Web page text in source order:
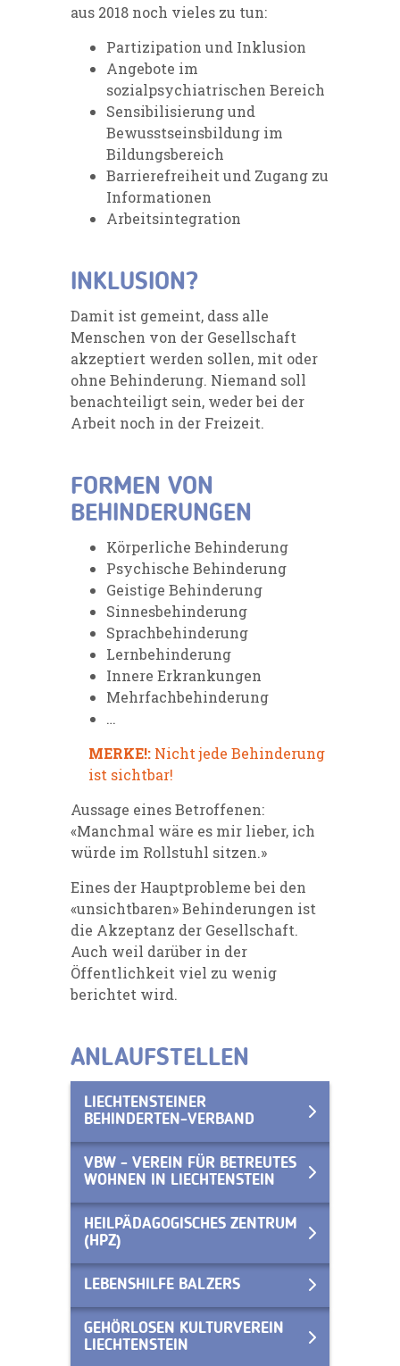
aus 2018 noch vieles zu tun:
Partizipation und Inklusion
Angebote im
sozialpsychiatrischen Bereich
Sensibilisierung und
Bewusstseinsbildung im
Bildungsbereich
Barrierefreiheit und Zugang zu
Informationen
Arbeitsintegration
INKLUSION?
Damit ist gemeint, dass alle
Menschen von der Gesellschaft
akzeptiert werden sollen, mit oder
ohne Behinderung. Niemand soll
benachteiligt sein, weder bei der
Arbeit noch in der Freizeit.
FORMEN VON
BEHINDERUNGEN
Körperliche Behinderung
Psychische Behinderung
Geistige Behinderung
Sinnesbehinderung
Sprachbehinderung
Lernbehinderung
Innere Erkrankungen
Mehrfachbehinderung
…
MERKE!: Nicht jede Behinderung
ist sichtbar!
Aussage eines Betroffenen:
«Manchmal wäre es mir lieber, ich
würde im Rollstuhl sitzen.»
Eines der Hauptprobleme bei den
«unsichtbaren» Behinderungen ist
die Akzeptanz der Gesellschaft.
Auch weil darüber in der
Öffentlichkeit viel zu wenig
berichtet wird.
ANLAUFSTELLEN
LIECHTENSTEINER
BEHINDERTEN-VERBAND
VBW - VEREIN FÜR BETREUTES
WOHNEN IN LIECHTENSTEIN
HEILPÄDAGOGISCHES ZENTRUM
(HPZ)
LEBENSHILFE BALZERS
GEHÖRLOSEN KULTURVEREIN
LIECHTENSTEIN